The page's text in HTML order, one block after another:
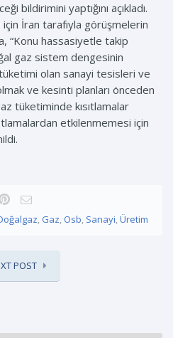
bildirimini yaptığını açıkladı.
için İran tarafıyla görüşmelerin
“Konu hassasiyetle takip
gaz sistem dengesinin
olan sanayi tesisleri ve
ve kesinti planları önceden
tüketiminde kısıtlamalar
etkilenmemesi için
, Gaz, Osb, Sanayi,Üretim
POST